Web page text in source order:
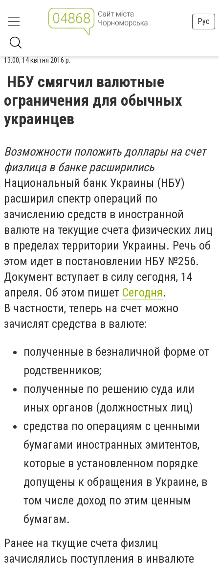
Рус
13:00, 14 квітня 2016 р.
НБУ смягчил валютные
ограничения для обычных
украинцев
Возможности положить доллары на счет
физлица в банке расширились
Национальный банк Украины (НБУ)
расширил спектр операций по
зачислению средств в иностранной
валюте на текущие счета физических лиц
в пределах территории Украины. Речь об
этом идет в постановлении НБУ №256.
Документ вступает в силу сегодня, 14
апреля. Об этом пишет Сегодня.
В частности, теперь на счет можно
зачислят средства в валюте:
полученные в безналичной форме от
родственников;
полученные по решению суда или
иных органов (должностных лиц)
средства по операциям с ценными
бумагами иностранных эмитентов,
которые в установленном порядке
допущены к обращения в Украине, в
том числе доход по этим ценным
бумагам.
Ранее на ткущие счета физлиц
зачислялись поступления в инвалюте